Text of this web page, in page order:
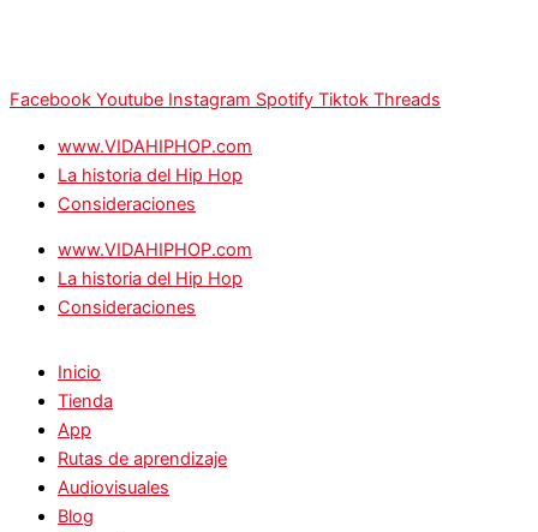
Facebook Youtube Instagram Spotify Tiktok Threads
www.VIDAHIPHOP.com
La historia del Hip Hop
Consideraciones
www.VIDAHIPHOP.com
La historia del Hip Hop
Consideraciones
Inicio
Tienda
App
Rutas de aprendizaje
Audiovisuales
Blog